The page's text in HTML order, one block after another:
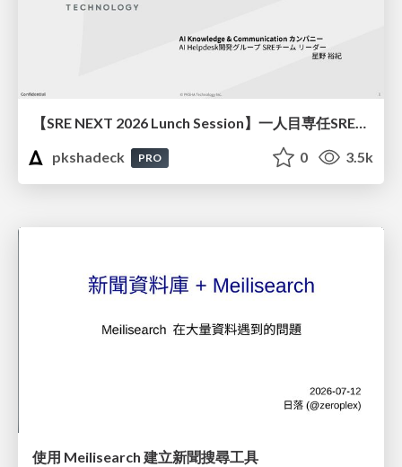
【SRE NEXT 2026 Lunch Session】一人目専任SREの立ち上げを加速する ― AIと進めたオンボーディングで2分を0.04秒にした話
pkshadeck
PRO 0 3.5k
使用 Meilisearch 建立新聞搜尋工具